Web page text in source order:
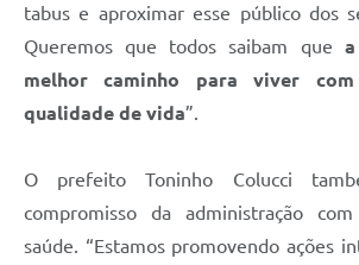
tabus e aproximar esse público dos
Queremos que todos saibam que
melhor caminho para viver
qualidade de vida”.
O prefeito Toninho Colucci
compromisso da administração
saúde. “Estamos promovendo ações